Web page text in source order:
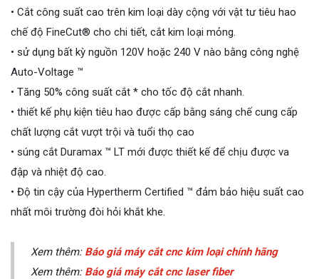
• Cắt công suất cao trên kim loại dày cộng với vật tư tiêu hao
chế độ FineCut® cho chi tiết, cắt kim loại mỏng.
• sử dụng bất kỳ nguồn 120V hoặc 240 V nào bằng công nghệ
Auto-Voltage ™
• Tăng 50% công suất cắt * cho tốc độ cắt nhanh.
• thiết kế phụ kiện tiêu hao được cấp bằng sáng chế cung cấp
chất lượng cắt vượt trội và tuổi thọ cao
• súng cắt Duramax ™ LT mới được thiết kế để chịu được va
đập và nhiệt độ cao.
• Độ tin cậy của Hypertherm Certified ™ đảm bảo hiệu suất cao
nhất môi trường đòi hỏi khắt khe.
Xem thêm: Báo giá máy cắt cnc kim loại chính hãng
Xem thêm: Báo giá máy cắt cnc laser fiber